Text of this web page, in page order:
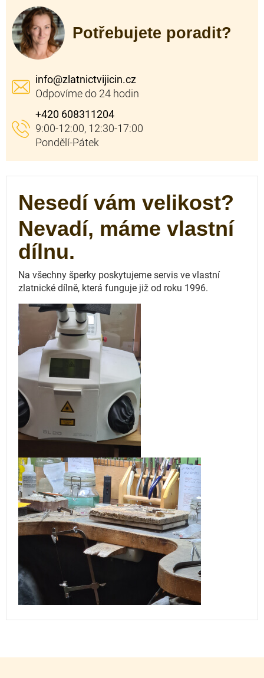
Potřebujete poradit?
info@zlatnictvijicin.cz
+420 608311204
Nesedí vám velikost?
Nevadí, máme vlastní
dílnu.
Na všechny šperky poskytujeme servis ve vlastní
zlatnické dílně, která funguje již od roku 1996.